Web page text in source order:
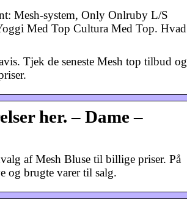
Mesh-system, Only Onlruby L/S
Med Top Cultura Med Top. Hvad
Tjek de seneste Mesh top tilbud og
her. – Dame –
af Mesh Bluse til billige priser. På
og brugte varer til salg.